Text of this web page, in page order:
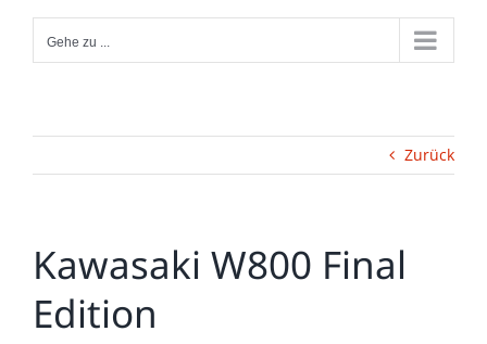
Gehe zu ...
Zurück
Kawasaki W800 Final
Edition